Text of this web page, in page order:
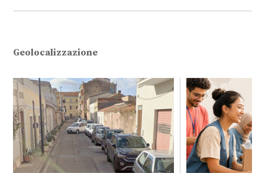
Geolocalizzazione